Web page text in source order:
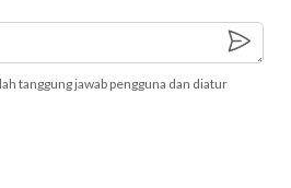
tanggung jawab pengguna dan diatur